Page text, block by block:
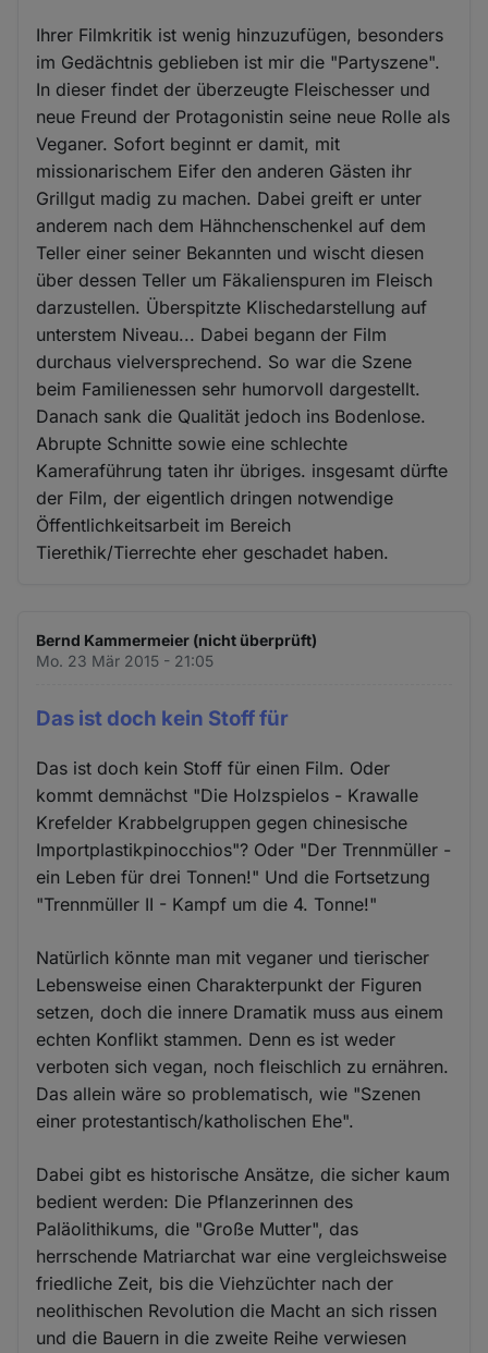
Ihrer Filmkritik ist wenig hinzuzufügen, besonders
im Gedächtnis geblieben ist mir die "Partyszene".
In dieser findet der überzeugte Fleischesser und
neue Freund der Protagonistin seine neue Rolle als
Veganer. Sofort beginnt er damit, mit
missionarischem Eifer den anderen Gästen ihr
Grillgut madig zu machen. Dabei greift er unter
anderem nach dem Hähnchenschenkel auf dem
Teller einer seiner Bekannten und wischt diesen
über dessen Teller um Fäkalienspuren im Fleisch
darzustellen. Überspitzte Klischedarstellung auf
unterstem Niveau... Dabei begann der Film
durchaus vielversprechend. So war die Szene
beim Familienessen sehr humorvoll dargestellt.
Danach sank die Qualität jedoch ins Bodenlose.
Abrupte Schnitte sowie eine schlechte
Kameraführung taten ihr übriges. insgesamt dürfte
der Film, der eigentlich dringen notwendige
Öffentlichkeitsarbeit im Bereich
Tierethik/Tierrechte eher geschadet haben.
Bernd Kammermeier (nicht überprüft)
Mo. 23 Mär 2015 - 21:05
Das ist doch kein Stoff für
Das ist doch kein Stoff für einen Film. Oder
kommt demnächst "Die Holzspielos - Krawalle
Krefelder Krabbelgruppen gegen chinesische
Importplastikpinocchios"? Oder "Der Trennmüller -
ein Leben für drei Tonnen!" Und die Fortsetzung
"Trennmüller II - Kampf um die 4. Tonne!"
Natürlich könnte man mit veganer und tierischer
Lebensweise einen Charakterpunkt der Figuren
setzen, doch die innere Dramatik muss aus einem
echten Konflikt stammen. Denn es ist weder
verboten sich vegan, noch fleischlich zu ernähren.
Das allein wäre so problematisch, wie "Szenen
einer protestantisch/katholischen Ehe".
Dabei gibt es historische Ansätze, die sicher kaum
bedient werden: Die Pflanzerinnen des
Paläolithikums, die "Große Mutter", das
herrschende Matriarchat war eine vergleichsweise
friedliche Zeit, bis die Viehzüchter nach der
neolithischen Revolution die Macht an sich rissen
und die Bauern in die zweite Reihe verwiesen